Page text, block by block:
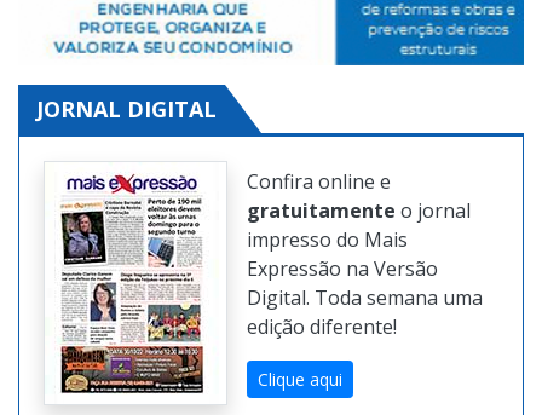
JORNAL DIGITAL
Confira online e
gratuitamenteo jornal
impresso do Mais
Expressão na Versão
Digital. Toda semana uma
edição diferente!
Clique aqui